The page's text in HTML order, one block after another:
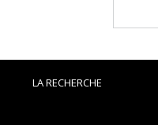
LA RECHERCHE